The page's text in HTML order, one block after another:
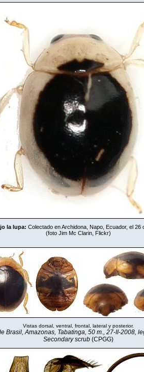
la lupa: Colectado en Archidona, Napo, Ecuador, el 26
(foto Jim Mc Clarin, Flickr)
Vistas dorsal, ventral, frontal, lateral y posterior.
Brasil, Amazonas, Tabatinga, 50 m., 27-II-2008,
Secondary scrub (CPGG)